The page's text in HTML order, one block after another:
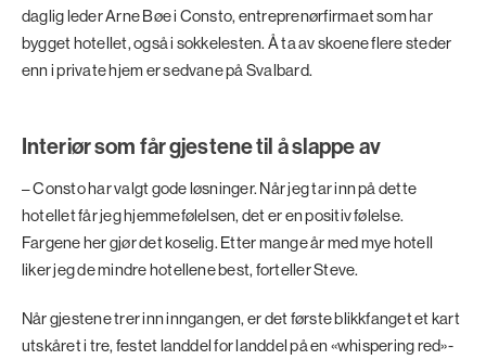
daglig leder Arne Bøe i Consto, entreprenørfirmaet som har
bygget hotellet, også i sokkelesten. Å ta av skoene flere steder
enn i private hjem er sedvane på Svalbard.
Interiør som får gjestene til å slappe av
– Consto har valgt gode løsninger. Når jeg tar inn på dette
hotellet får jeg hjemmefølelsen, det er en positiv følelse.
Fargene her gjør det koselig. Etter mange år med mye hotell
liker jeg de mindre hotellene best, forteller Steve.
Når gjestene trer inn inngangen, er det første blikkfanget et kart
utskåret i tre, festet landdel for landdel på en «whispering red»-